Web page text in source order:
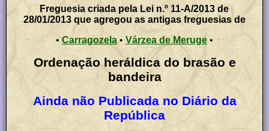
Freguesia criada pela Lei n.º 11-A/2013 de
28/01/2013 que agregou as antigas freguesias de
•Carragozela • Várzea de Meruge •
Ordenação heráldica do brasão e
bandeira
Ainda não Publicada no Diário da
República